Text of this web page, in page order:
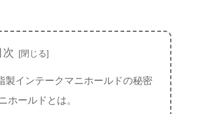
次
製インテークマニホールドの秘密
ホールドとは。